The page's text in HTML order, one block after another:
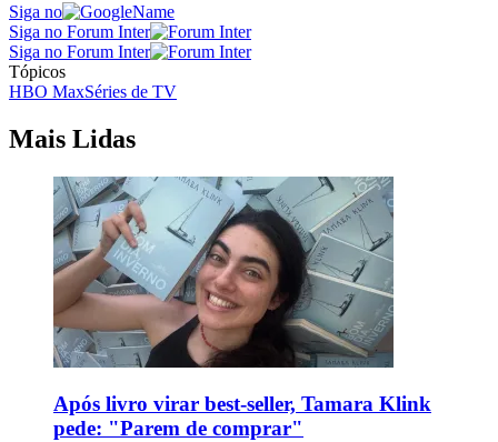
Siga no
Siga no Forum Inter
Siga no Forum Inter
Tópicos
HBO MaxSéries de TV
Mais Lidas
Após livro virar best-seller, Tamara Klink
pede: "Parem de comprar"